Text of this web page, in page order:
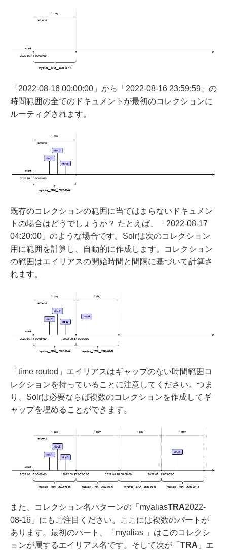
「2022-08-16 00:00:00」から「2022-08-16 23:59:59」の
時間範囲の全てのドキュメントが最初のコレクションに
ルーティグされます。
既存のコレクションの範囲に当てはまらないドキュメン
トの場合はどうでしょうか？ たとえば、「2022-08-17
04:20:00」のような場合です。Solrは次のコレクション
用に範囲を計算し、自動的に作成します。コレクション
の範囲はエイリアスの開始時間と間隔に基づいて計算さ
れます。
「time routed」エイリアスはギャップのない時間範囲コ
レクションを持っていることに注意してください。つま
り、Solrは必要ならば複数のコレクションを作成してギ
ャップを埋めることができます。
また、コレクション名パターンの「myaliasTRA2022-
08-16」にもご注目ください。ここには複数のパートが
あります。最初のパート、「myalias 」はこのコレクシ
ョンが属するエイリアス名です。そして次が「 TRA 」エ